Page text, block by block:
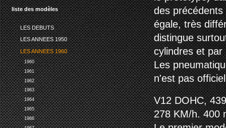
liste des modèles
LES DEBUTS
LES ANNEES 1950
LES ANNEES 1960
1960
1961
1962
1963
1964
1965
1966
des
égale, très
distingue
cylindres et
Les
n'est pas
V12 DOHC,
278 KM/h. 400